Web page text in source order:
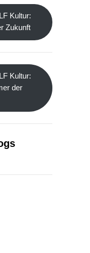
Kultur:
Zukunft
Kultur:
der